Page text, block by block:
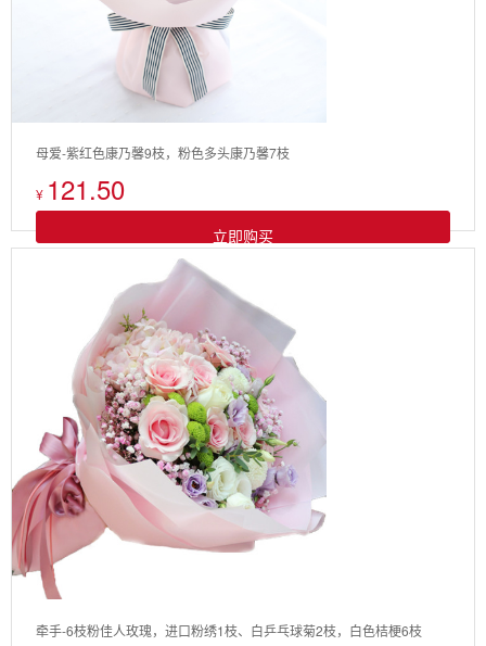
母爱-紫红色康乃馨9枝，粉色多头康乃馨7枝
¥ 121.50
立即购买
牵手-6枝粉佳人玫瑰，进口粉绣1枝、白乒乓球菊2枝，白色桔梗6枝